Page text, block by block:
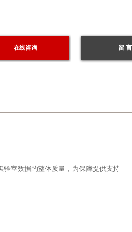
验室数据的整体质量，为保障提供支持
在线咨询 留 言